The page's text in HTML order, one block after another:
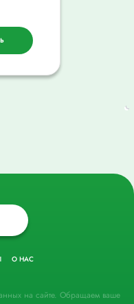
О НАС
на сайте. Обращаем ваше